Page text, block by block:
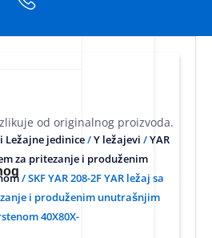
od originalnog proizvoda.
Ležajne jedinice/Y ležajevi /YAR
za pritezanje i produženim
/ SKF YAR 208-2F YAR ležaj sa
i produženim unutrašnjim
40X80X-